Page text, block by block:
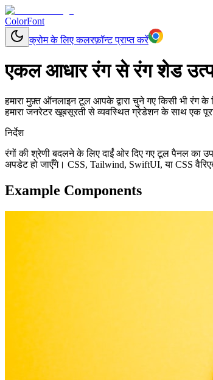
ColorFont
क्रोम के लिए कलरफ़ॉन्ट प्राप्त करें
एकल आधार रंग से रंग शेड
हमारा मुफ़्त ऑनलाइन टूल आपके द्वारा चुने गए किसी भी रंग
हमारा जनरेटर खूबसूरती से व्यवस्थित ग्रेडेशन के साथ एक
निर्देश
रंगों की श्रेणी बदलने के लिए दाईं ओर दिए गए टूल पैनल का
अपडेट हो जाएँगे। CSS, Tailwind, SwiftUI, या CSS
Example Components